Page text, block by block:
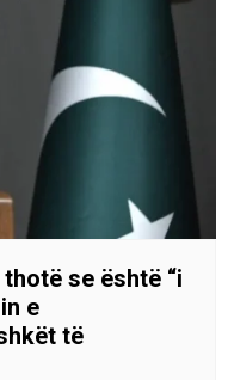
se është “i
e
të